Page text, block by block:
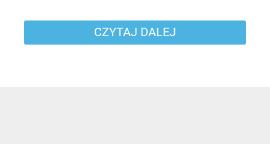
CZYTAJ DALEJ